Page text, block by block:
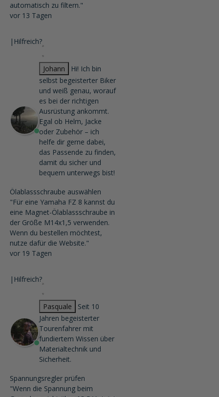
automatisch zu filtern."
vor 13 Tagen
| Hilfreich?
Johann
Hi! Ich bin
selbst begeisterter Biker
und weiß genau, worauf
es bei der richtigen
Ausrüstung ankommt.
Egal ob Helm, Jacke
oder Zubehör – ich
helfe dir gerne dabei,
das Passende zu finden,
damit du sicher und
bequem unterwegs bist!
Ölablassschraube auswählen
"Für eine Yamaha FZ 8 kannst du
eine Magnet-Ölablassschraube in
der Größe M14x1,5 verwenden.
Wenn du bestellen möchtest,
nutze dafür die Website."
vor 19 Tagen
| Hilfreich?
Pasquale
Seit 10
Jahren begeisterter
Tourenfahrer mit
fundiertem Wissen über
Materialtechnik und
Sicherheit.
Spannungsregler prüfen
"Wenn die Spannung beim